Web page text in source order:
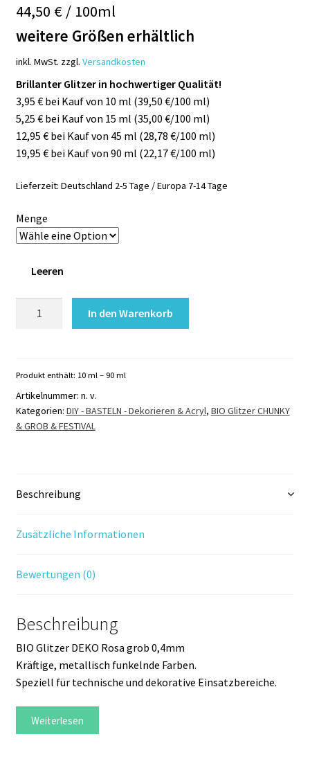
44,50 € / 100ml
weitere Größen erhältlich
inkl. MwSt. zzgl. Versandkosten
Brillanter Glitzer in hochwertiger Qualität!
3,95 € bei Kauf von 10 ml (39,50 €/100 ml)
5,25 € bei Kauf von 15 ml (35,00 €/100 ml)
12,95 € bei Kauf von 45 ml (28,78 €/100 ml)
19,95 € bei Kauf von 90 ml (22,17 €/100 ml)
Lieferzeit: Deutschland 2-5 Tage / Europa 7-14 Tage
Menge
Leeren
Menge
In den Warenkorb
Produkt enthält: 10 ml – 90 ml
Artikelnummer: n. v.
Kategorien: DIY - BASTELN - Dekorieren & Acryl, BIO Glitzer CHUNKY
& GROB & FESTIVAL
Beschreibung
Zusätzliche Informationen
Bewertungen (0)
Beschreibung
BIO Glitzer DEKO Rosa grob 0,4mm
Kräftige, metallisch funkelnde Farben.
Speziell für technische und dekorative Einsatzbereiche.
Weiterlesen